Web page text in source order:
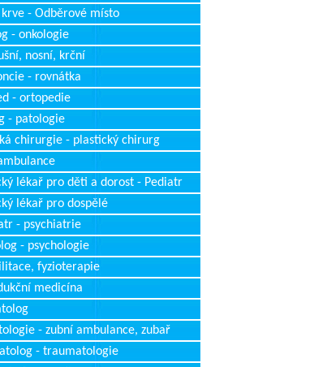
- Odběrové místo
- onkologie
nosní, krční
- rovnátka
- ortopedie
- patologie
chirurgie - plastický chirurg
lékař pro děti a dorost - Pediatr
lékař pro dospělé
- psychiatrie
- psychologie
fyzioterapie
medicína
- zubní ambulance, zubař
- traumatologie